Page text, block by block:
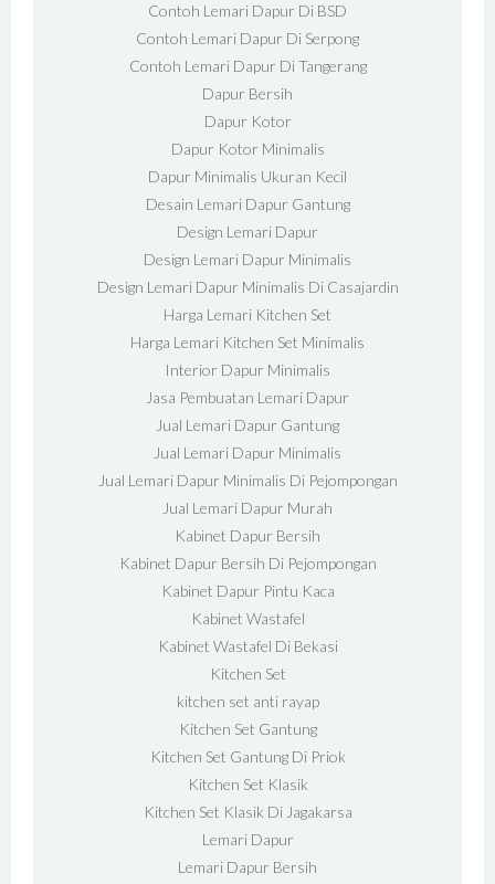
Contoh Lemari Dapur Di BSD
Contoh Lemari Dapur Di Serpong
Contoh Lemari Dapur Di Tangerang
Dapur Bersih
Dapur Kotor
Dapur Kotor Minimalis
Dapur Minimalis Ukuran Kecil
Desain Lemari Dapur Gantung
Design Lemari Dapur
Design Lemari Dapur Minimalis
Design Lemari Dapur Minimalis Di Casajardin
Harga Lemari Kitchen Set
Harga Lemari Kitchen Set Minimalis
Interior Dapur Minimalis
Jasa Pembuatan Lemari Dapur
Jual Lemari Dapur Gantung
Jual Lemari Dapur Minimalis
Jual Lemari Dapur Minimalis Di Pejompongan
Jual Lemari Dapur Murah
Kabinet Dapur Bersih
Kabinet Dapur Bersih Di Pejompongan
Kabinet Dapur Pintu Kaca
Kabinet Wastafel
Kabinet Wastafel Di Bekasi
Kitchen Set
kitchen set anti rayap
Kitchen Set Gantung
Kitchen Set Gantung Di Priok
Kitchen Set Klasik
Kitchen Set Klasik Di Jagakarsa
Lemari Dapur
Lemari Dapur Bersih